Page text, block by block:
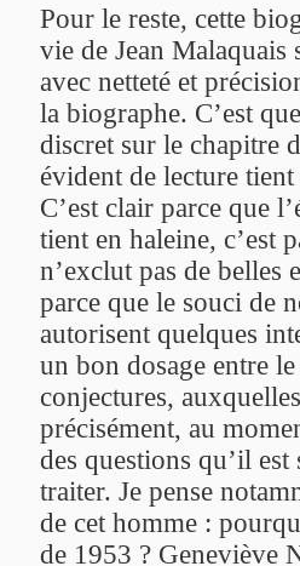
Pour le reste, cette
vie de Jean Malaquais
avec netteté et
la biographe. C’est
discret sur le chapitre
évident de lecture
C’est clair parce que
tient en haleine, c’est
n’exclut pas de belles
parce que le souci de
autorisent quelques
un bon dosage entre
conjectures,
précisément, au
des questions qu’il
traiter. Je pense
de cet homme :
de 1953 ? Geneviève